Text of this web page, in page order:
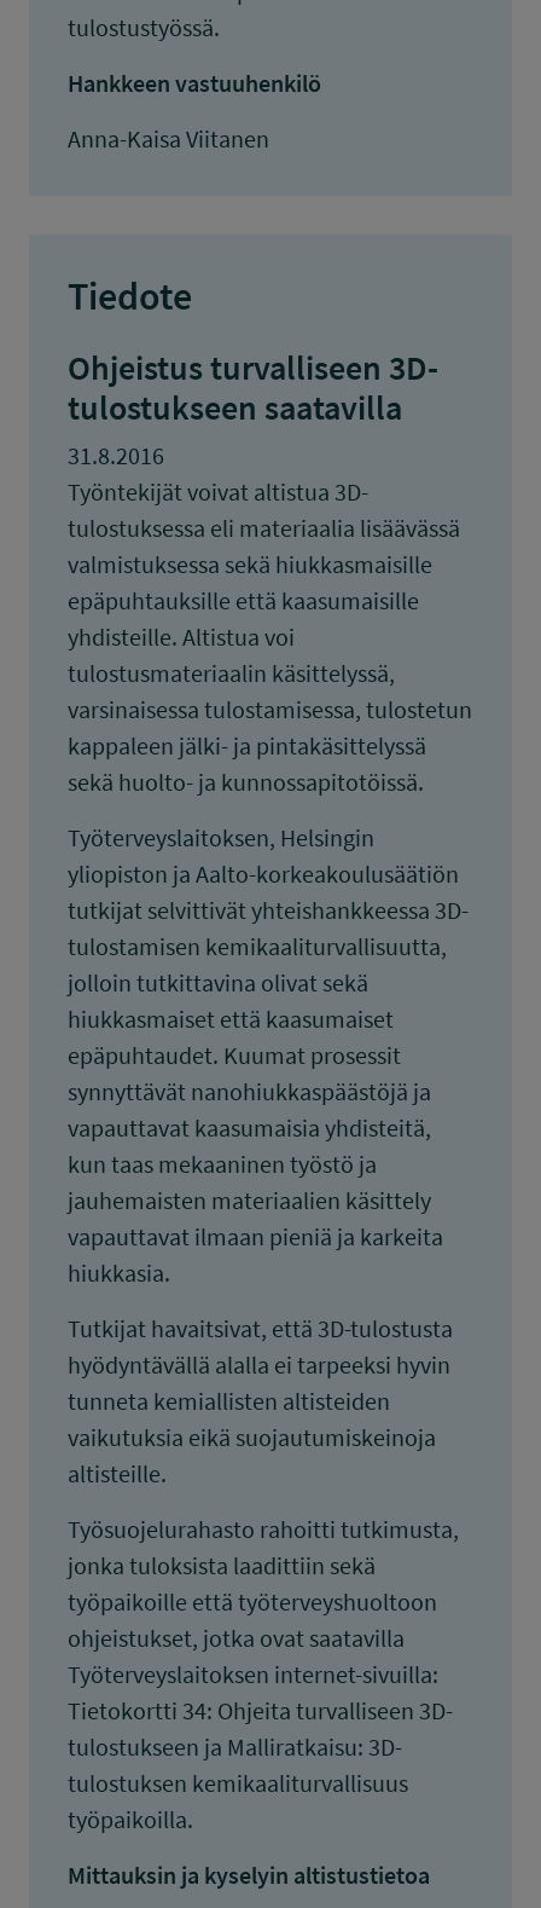
tulostustyössä.
Hankkeen vastuuhenkilö
Anna-Kaisa Viitanen
Tiedote
Ohjeistus turvalliseen 3D-
tulostukseen saatavilla
31.8.2016
Työntekijät voivat altistua 3D-
tulostuksessa eli materiaalia lisäävässä
valmistuksessa sekä hiukkasmaisille
epäpuhtauksille että kaasumaisille
yhdisteille. Altistua voi
tulostusmateriaalin käsittelyssä,
varsinaisessa tulostamisessa, tulostetun
kappaleen jälki- ja pintakäsittelyssä
sekä huolto- ja kunnossapitotöissä.
Työterveyslaitoksen, Helsingin
yliopiston ja Aalto-korkeakoulusäätiön
tutkijat selvittivät yhteishankkeessa 3D-
tulostamisen kemikaaliturvallisuutta,
jolloin tutkittavina olivat sekä
hiukkasmaiset että kaasumaiset
epäpuhtaudet. Kuumat prosessit
synnyttävät nanohiukkaspäästöjä ja
vapauttavat kaasumaisia yhdisteitä,
kun taas mekaaninen työstö ja
jauhemaisten materiaalien käsittely
vapauttavat ilmaan pieniä ja karkeita
hiukkasia.
Tutkijat havaitsivat, että 3D-tulostusta
hyödyntävällä alalla ei tarpeeksi hyvin
tunneta kemiallisten altisteiden
vaikutuksia eikä suojautumiskeinoja
altisteille.
Työsuojelurahasto rahoitti tutkimusta,
jonka tuloksista laadittiin sekä
työpaikoille että työterveyshuoltoon
ohjeistukset, jotka ovat saatavilla
Työterveyslaitoksen internet-sivuilla:
Tietokortti 34: Ohjeita turvalliseen 3D-
tulostukseen ja Malliratkaisu: 3D-
tulostuksen kemikaaliturvallisuus
työpaikoilla.
Mittauksin ja kyselyin altistustietoa